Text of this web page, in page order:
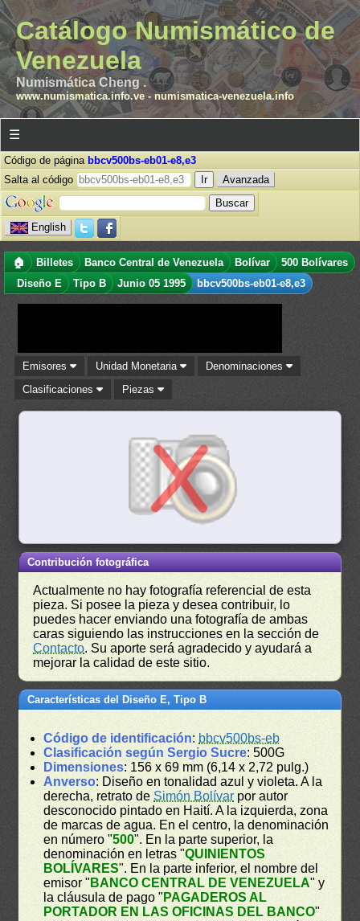
Catálogo Numismático de
Venezuela
Numismática Cheng .
www.numismatica.info.ve- numismatica-venezuela.info
☰
Código de página bbcv500bs-eb01-e8,e3
Salta al código
Avanzada
English
🏠 Billetes Banco Central de Venezuela Bolívar
500 Bolívares
Diseño E
Tipo B Junio 05 1995 bbcv500bs-eb01-e8,e3
Emisores Unidad Monetaria
Denominaciones
Clasificaciones
Piezas
Contribución fotográfica
Actualmente no hay fotografía referencial de esta
pieza. Si posee la pieza y desea contribuir, lo
puedes hacer enviando una fotografía de ambas
caras siguiendo las instrucciones en la sección de
Contacto. Su aporte será agradecido y ayudará a
mejorar la calidad de este sitio.
Características del Diseño E, Tipo B
Código de identificación: bbcv500bs-eb
Clasificación según Sergio Sucre: 500G
Dimensiones: 156 x 69 mm (6,14 x 2,72 pulg.)
Anverso: Diseño en tonalidad azul y violeta. A la
derecha, retrato de Simón Bolívar por autor
desconocido pintado en Haití. A la izquierda, zona
de marcas de agua. En el centro, la denominación
en número "500". En la parte superior, la
denominación en letras "QUINIENTOS
BOLÍVARES". En la parte inferior, el nombre del
emisor " BANCO CENTRAL DE VENEZUELA" y
la cláusula de pago " PAGADEROS AL
PORTADOR EN LAS OFICINAS DEL BANCO"